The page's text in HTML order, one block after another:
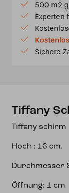
Ø
25cm
Bologna
Menge
500 m2
Experten
Sichere
Tiffany
Tiffany schirm
Hoch : 16 cm.
Durchmesser
Öffnung: 1 cm